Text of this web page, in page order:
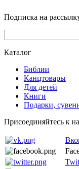
Подписка на
Каталог
Библии
Канцтовары
Для детей
Книги
Подарки,
Присоединяйтесь к